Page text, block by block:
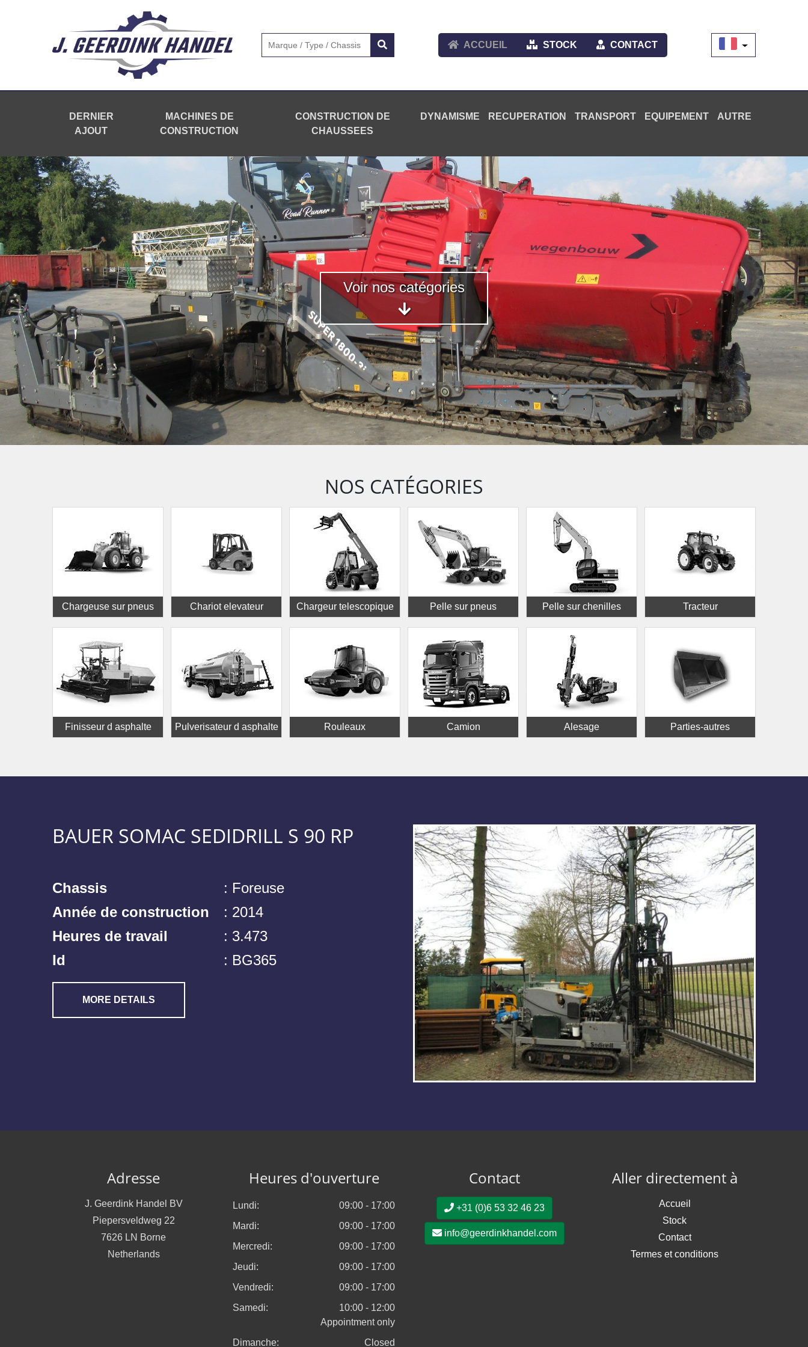
ACCUEIL STOCK CONTACT
DERNIER
AJOUT
MACHINES DE
CONSTRUCTION
CONSTRUCTION DE
CHAUSSEES
DYNAMISME RECUPERATION TRANSPORT EQUIPEMENT AUTRE
Voir nos catégories
NOS CATÉGORIES
Chargeuse sur pneus Chariot elevateur Chargeur telescopique Pelle sur pneus Pelle sur chenilles Tracteur
Finisseur d asphalte Pulverisateur d asphalte Rouleaux Camion Alesage Parties-autres
BAUER SOMAC SEDIDRILL S 90 RP
Chassis
: Foreuse
Année de construction
: 2014
Heures de travail
: 3.473
Id
: BG365
MORE DETAILS
Adresse
J. Geerdink Handel BV
Piepersveldweg 22
7626 LN Borne
Netherlands
Heures d'ouverture
Lundi:
09:00 - 17:00
Mardi:
09:00 - 17:00
Mercredi:
09:00 - 17:00
Jeudi:
09:00 - 17:00
Vendredi:
09:00 - 17:00
Samedi:
10:00 - 12:00
Appointment only
Dimanche:
Closed
Contact
+31 (0)6 53 32 46 23
info@geerdinkhandel.com
Aller directement à
Accueil
Stock
Contact
Termes et conditions